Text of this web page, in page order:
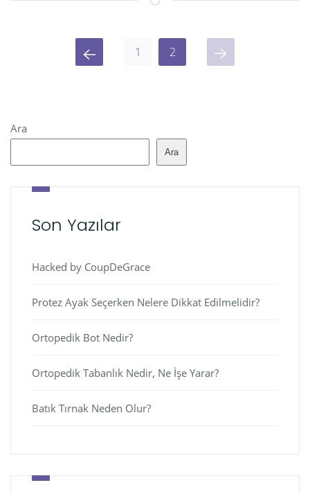
1 2
Ara
Ara
Son Yazılar
Hacked by CoupDeGrace
Protez Ayak Seçerken Nelere Dikkat Edilmelidir?
Ortopedik Bot Nedir?
Ortopedik Tabanlık Nedir, Ne İşe Yarar?
Batık Tırnak Neden Olur?